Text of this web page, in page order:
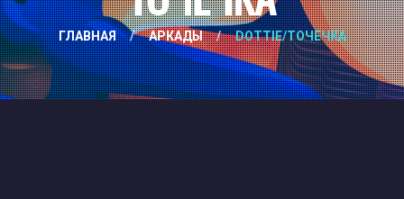
ГЛАВНАЯ / АРКАДЫ / DOTTIE/ТОЧЕЧКА